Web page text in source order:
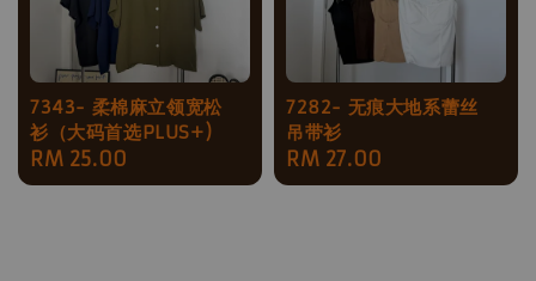
7343- 柔棉麻立领宽松
衫（大码首选PLUS+)
Regular
price
RM 25.00
7282- 无痕大地系蕾丝
吊带衫
Regular
price
RM 27.00